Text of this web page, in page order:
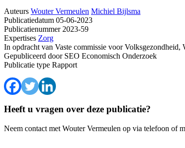
Auteurs Wouter Vermeulen Michiel Bijlsma
Publicatiedatum 05-06-2023
Publicatienummer2023-59
Expertises Zorg
In opdracht van Vaste commissie voor Volksgezondheid,
Gepubliceerd doorSEO Economisch Onderzoek
Publicatie type Rapport
Heeft u vragen over deze publicatie?
Neem contact met Wouter Vermeulen op via telefoon of